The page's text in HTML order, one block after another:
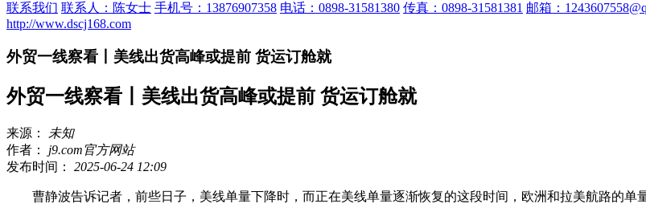
联系我们 联系人：陈女士 手机号：13876907358 电话：0898-31581380 传真：0898-31581381 邮箱：
http://www.dscj168.com
外贸一线察看丨美线出货高峰或提前 货运订舱就
外贸一线察看丨美线出货高峰或提前 货运订舱就
来源：
未知
作者： j9.com官方网站
发布时间： 2025-06-24 12:09
曹静波告诉记者，前些日子，美线单量下降时，而正在美线单量逐渐恢复的这段时间，欧洲和拉美航路的单量